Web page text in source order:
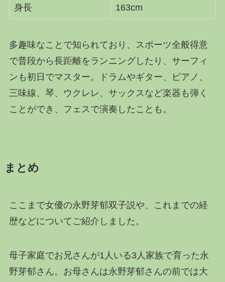
身長 163cm
多趣味なことで知られており、スポーツ全般得意
で普段から長距離をランニングしたり、サーフィ
ンも初日でマスター。ドラムやギター、ピアノ、
三味線、琴、ウクレレ、サックスなど楽器も弾く
ことができ、フェスで演奏したことも。
まとめ
ここまで女優の永野芽郁双子説や、これまでの経
歴などについてご紹介しました。
母子家庭でお兄さんが1人いる3人家族で育った永
野芽郁さん。お母さんは永野芽郁さんの前では大